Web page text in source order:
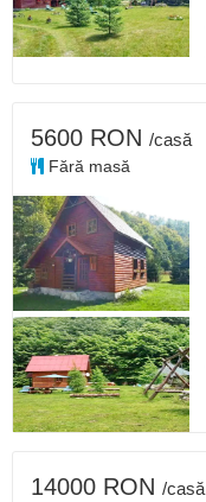
5600 RON /casă
Fără masă
14000 RON /casă